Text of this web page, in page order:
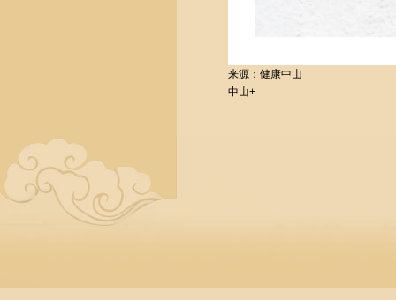
来源：健康中山
中山+